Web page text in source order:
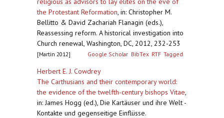
the Protestant Reformation, in: Christopher M.
Bellitto & David Zachariah Flanagin (eds.),
Reassessing reform. A historical investigation into
Church renewal, Washington, DC, 2012, 232-253
[Martin 2012] Google Scholar BibTex RTF Tagged
Herbert E. J. Cowdrey
The Carthusians and their contemporary world:
the evidence of the twelfth-century bishops Vitae,
in: James Hogg (ed.), Die Kartäuser und ihre Welt -
Kontakte und gegenseitige Einflüsse.